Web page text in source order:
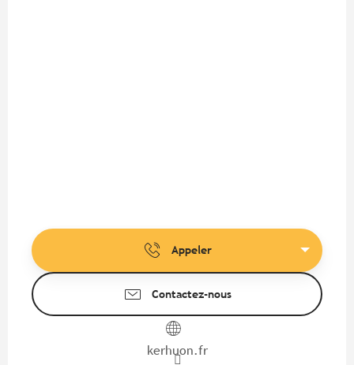
Appeler
Contactez-nous
kerhuon.fr